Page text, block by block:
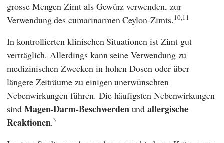
grosse Mengen Zimt als Gewürz verwenden, zur
Verwendung des cumarinarmen Ceylon-Zimts.10,11
In kontrollierten klinischen Situationen ist Zimt gut
verträglich. Allerdings kann seine Verwendung zu
medizinischen Zwecken in hohen Dosen oder über
längere Zeiträume zu einigen unerwünschten
Nebenwirkungen führen. Die häufigsten Nebenwirkungen
sind Magen-Darm-Beschwerden undallergische
Reaktionen.3